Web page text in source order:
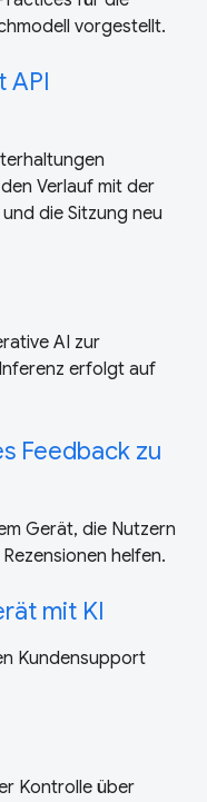
vorgestellt.
API
Verlauf mit der
die Sitzung neu
AI zur
erfolgt auf
Feedback zu
Gerät, die Nutzern
helfen.
mit KI
Kundensupport
Kontrolle über